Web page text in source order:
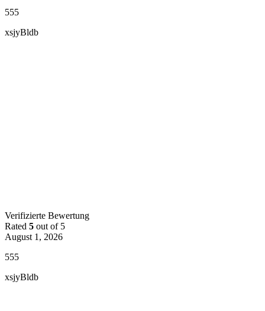
555
xsjyBldb
Verifizierte Bewertung
Rated 5 out of 5
August 1, 2026
555
xsjyBldb